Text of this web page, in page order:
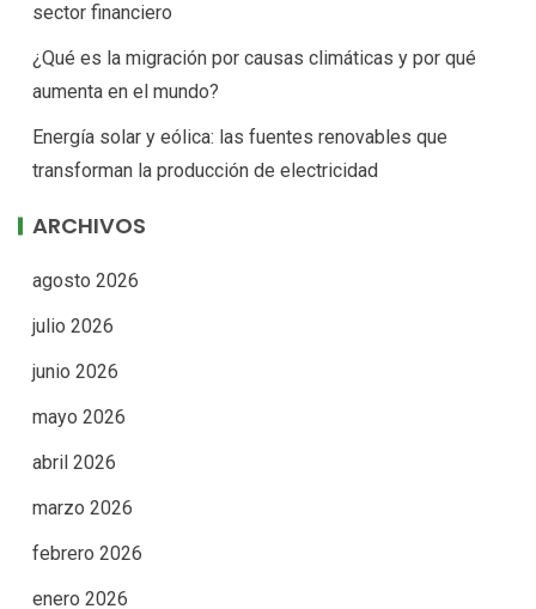
sector financiero
¿Qué es la migración por causas climáticas y por qué
aumenta en el mundo?
Energía solar y eólica: las fuentes renovables que
transforman la producción de electricidad
ARCHIVOS
agosto 2026
julio 2026
junio 2026
mayo 2026
abril 2026
marzo 2026
febrero 2026
enero 2026